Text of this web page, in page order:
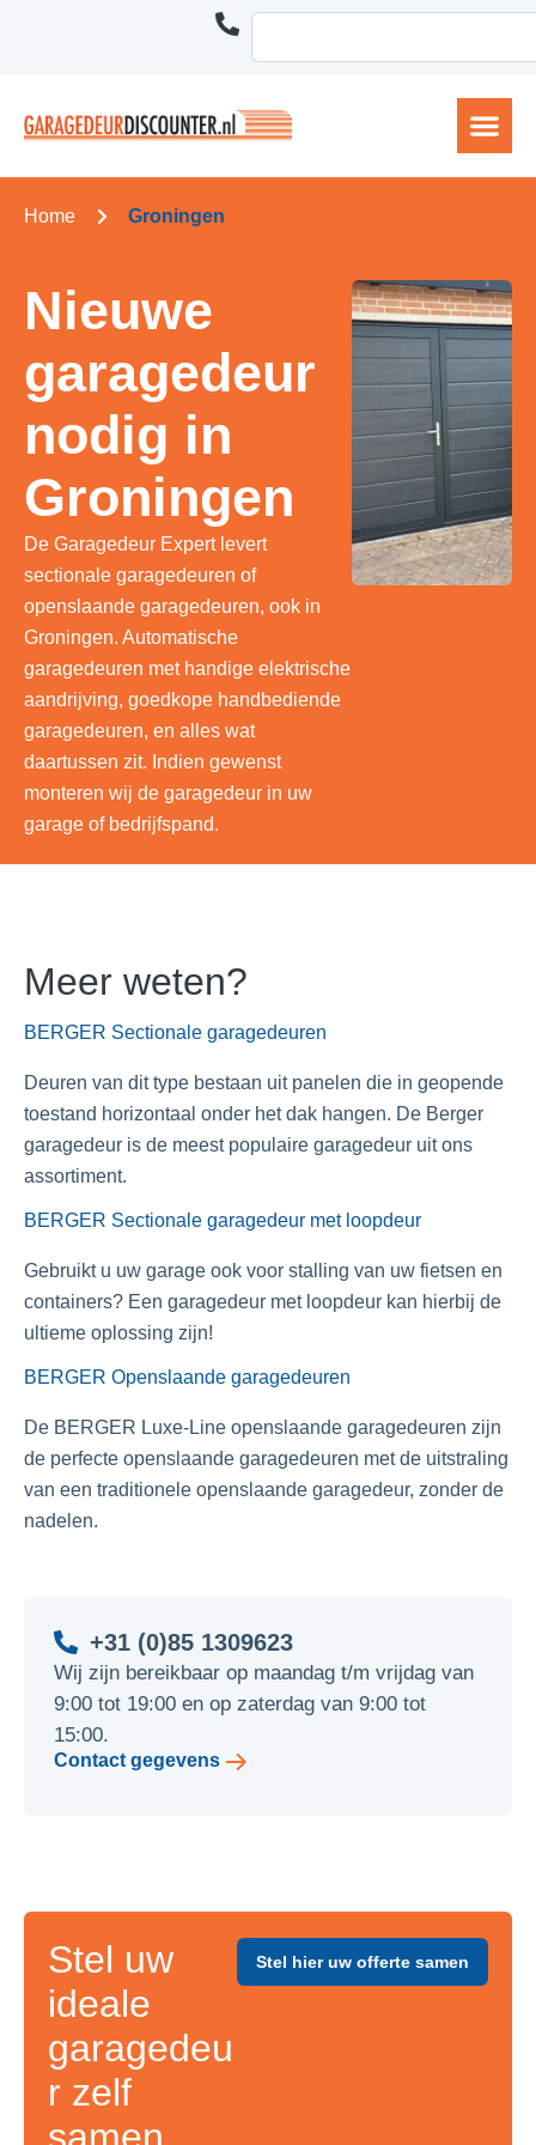
Home Groningen
Nieuwe
garagedeur
nodig in
Groningen
De Garagedeur Expert levert
sectionale garagedeuren of
openslaande garagedeuren, ook in
Groningen. Automatische
garagedeuren met handige elektrische
aandrijving, goedkope handbediende
garagedeuren, en alles wat
daartussen zit. Indien gewenst
monteren wij de garagedeur in uw
garage of bedrijfspand.
Meer weten?
BERGER Sectionale garagedeuren
Deuren van dit type bestaan uit panelen die in geopende
toestand horizontaal onder het dak hangen. De Berger
garagedeur is de meest populaire garagedeur uit ons
assortiment.
BERGER Sectionale garagedeur met loopdeur
Gebruikt u uw garage ook voor stalling van uw fietsen en
containers? Een garagedeur met loopdeur kan hierbij de
ultieme oplossing zijn!
BERGER Openslaande garagedeuren
De BERGER Luxe-Line openslaande garagedeuren zijn
de perfecte openslaande garagedeuren met de uitstraling
van een traditionele openslaande garagedeur, zonder de
nadelen.
+31 (0)85 1309623
Wij zijn bereikbaar op maandag t/m vrijdag van
9:00 tot 19:00 en op zaterdag van 9:00 tot
15:00.
Contact gegevens
Stel uw
ideale
garagedeu
r zelf
Stel hier uw offerte samen